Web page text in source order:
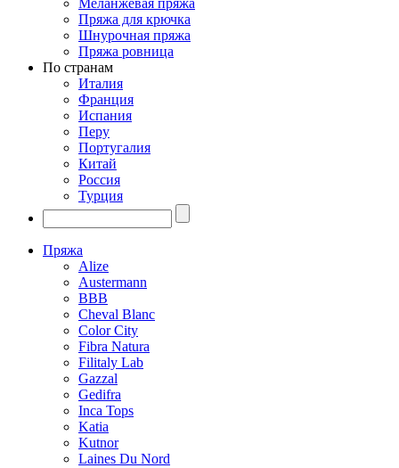
Меланжевая пряжа
Пряжа для крючка
Шнурочная пряжа
Пряжа ровница
По странам
Италия
Франция
Испания
Перу
Португалия
Китай
Россия
Турция
Пряжа
Alize
Austermann
BBB
Cheval Blanc
Color City
Fibra Natura
Filitaly Lab
Gazzal
Gedifra
Inca Tops
Katia
Kutnor
Laines Du Nord